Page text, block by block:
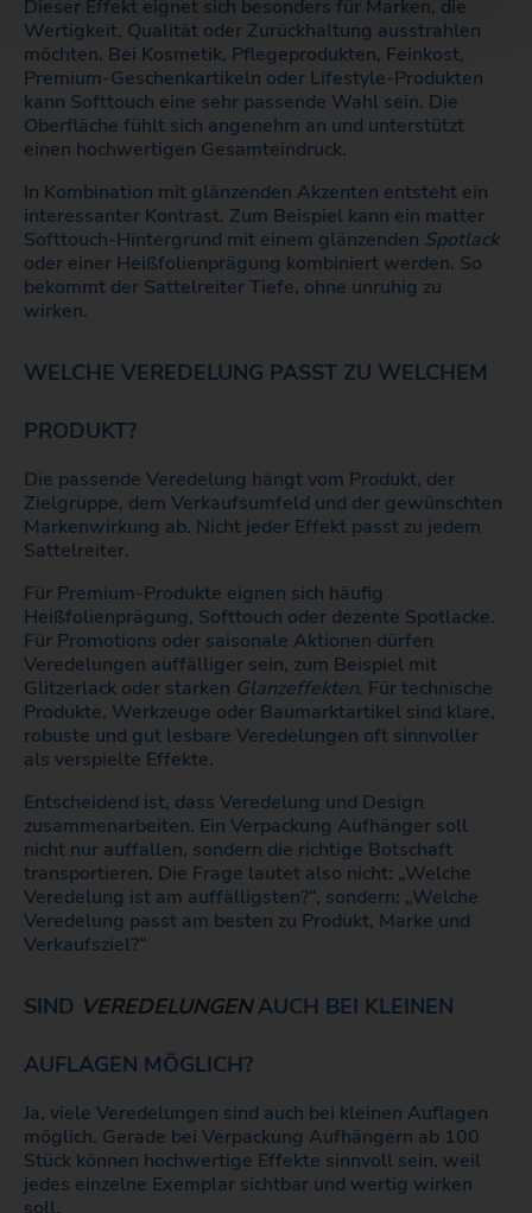
Dieser Effekt eignet sich besonders für Marken, die
Wertigkeit, Qualität oder Zurückhaltung ausstrahlen
möchten. Bei Kosmetik, Pflegeprodukten, Feinkost,
Premium-Geschenkartikeln oder Lifestyle-Produkten
kann Softtouch eine sehr passende Wahl sein. Die
Oberfläche fühlt sich angenehm an und unterstützt
einen hochwertigen Gesamteindruck.
In Kombination mit glänzenden Akzenten entsteht ein
interessanter Kontrast. Zum Beispiel kann ein matter
Softtouch-Hintergrund mit einem glänzenden Spotlack
oder einer Heißfolienprägung kombiniert werden. So
bekommt der Sattelreiter Tiefe, ohne unruhig zu
wirken.
WELCHE VEREDELUNG PASST ZU WELCHEM
PRODUKT?
Die passende Veredelung hängt vom Produkt, der
Zielgruppe, dem Verkaufsumfeld und der gewünschten
Markenwirkung ab. Nicht jeder Effekt passt zu jedem
Sattelreiter.
Für Premium-Produkte eignen sich häufig
Heißfolienprägung, Softtouch oder dezente Spotlacke.
Für Promotions oder saisonale Aktionen dürfen
Veredelungen auffälliger sein, zum Beispiel mit
Glitzerlack oder starken Glanzeffekten. Für technische
Produkte, Werkzeuge oder Baumarktartikel sind klare,
robuste und gut lesbare Veredelungen oft sinnvoller
als verspielte Effekte.
Entscheidend ist, dass Veredelung und Design
zusammenarbeiten. Ein Verpackung Aufhänger soll
nicht nur auffallen, sondern die richtige Botschaft
transportieren. Die Frage lautet also nicht: „Welche
Veredelung ist am auffälligsten?“, sondern: „Welche
Veredelung passt am besten zu Produkt, Marke und
Verkaufsziel?“
SIND VEREDELUNGEN AUCH BEI KLEINEN
AUFLAGEN MÖGLICH?
Ja, viele Veredelungen sind auch bei kleinen Auflagen
möglich. Gerade bei Verpackung Aufhängern ab 100
Stück können hochwertige Effekte sinnvoll sein, weil
jedes einzelne Exemplar sichtbar und wertig wirken